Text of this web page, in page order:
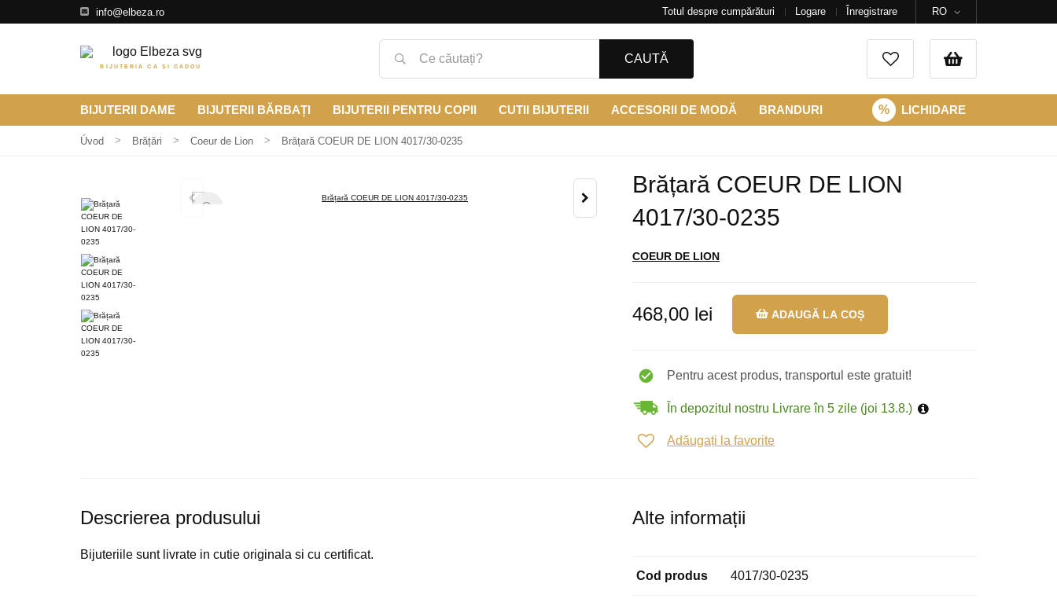
info@elbeza.ro Totul despre cumpărături Logare Înregistrare RO
BIJUTERIA CA ȘI CADOU
CAUTĂ
BIJUTERII DAME BIJUTERII BĂRBAȚI BIJUTERII PENTRU COPII CUTII BIJUTERII ACCESORII DE MODĂ BRANDURI % LICHIDARE
Úvod Brățări Coeur de Lion Brățară COEUR DE LION 4017/30-0235
Brățară COEUR DE LION
4017/30-0235
COEUR DE LION
468,00 lei ADAUGĂ LA COȘ
Pentru acest produs, transportul este gratuit!
În depozitul nostru Livrare în 5 zile (joi 13.8.)
Adăugați la favorite
Descrierea produsului
Bijuteriile sunt livrate in cutie originala si cu certificat.
Alte informații
Cod produs 4017/30-0235